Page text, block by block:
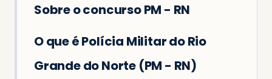
Sobre o concurso PM - RN
O que é Polícia Militar do Rio
Grande do Norte (PM - RN)